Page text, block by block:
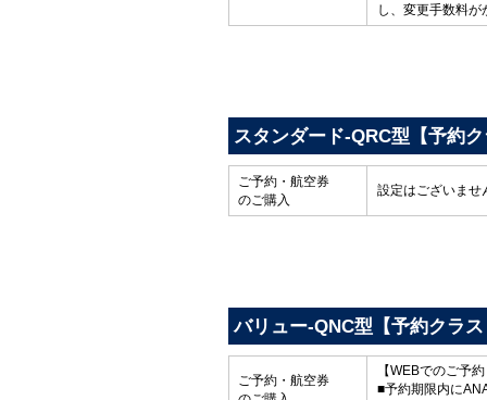
し、変更手数料
スタンダード-QRC型【予約
ご予約・航空券
のご購入
設定はございませ
バリュー-QNC型【予約クラ
ご予約・航空券
【WEBでのご予
■予約期限内に